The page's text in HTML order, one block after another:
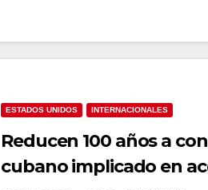
ESTADOS UNIDOS INTERNACIONALES
Reducen 100 años a
cubano implicado en